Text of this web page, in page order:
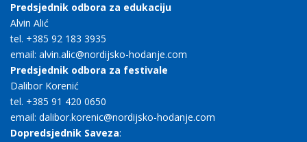
Predsjednik odbora za edukaciju
Alvin Alić
tel. +385 92 183 3935
email: alvin.alic@nordijsko-hodanje.com
Predsjednik odbora za festivale
Dalibor Korenić
tel. +385 91 420 0650
email: dalibor.korenic@nordijsko-hodanje.com
Dopredsjednik Saveza: